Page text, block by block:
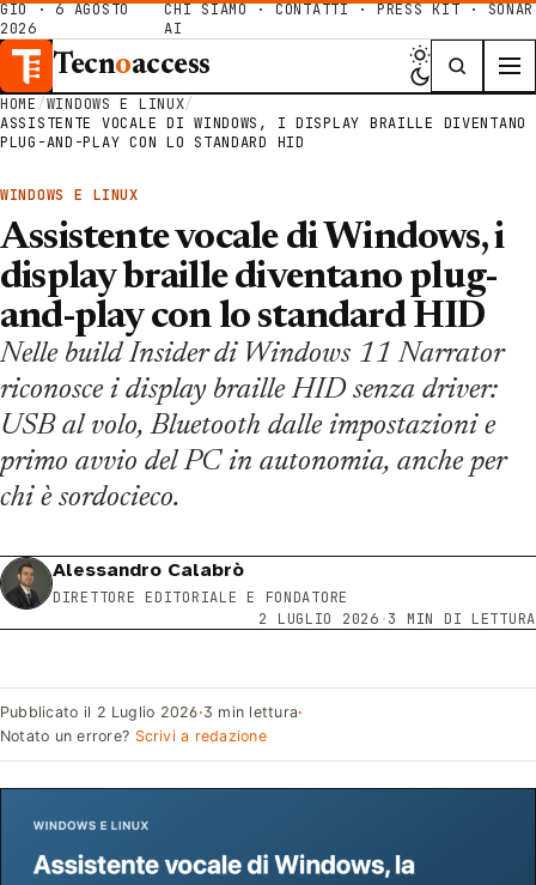
GIO · 6 AGOSTO
2026
CHI SIAMO ·CONTATTI ·PRESS KIT ·SONAR
AI
Tecnoaccess
HOME/WINDOWS E LINUX/
ASSISTENTE VOCALE DI WINDOWS, I DISPLAY BRAILLE DIVENTANO
PLUG-AND-PLAY CON LO STANDARD HID
WINDOWS E LINUX
Assistente vocale di Windows, i
display braille diventano plug-
and-play con lo standard HID
Nelle build Insider di Windows 11 Narrator
riconosce i display braille HID senza driver:
USB al volo, Bluetooth dalle impostazioni e
primo avvio del PC in autonomia, anche per
chi è sordocieco.
Alessandro Calabrò
DIRETTORE EDITORIALE E FONDATORE
2 LUGLIO 2026 ·3 MIN DI LETTURA
Pubblicato il 2 Luglio 2026·3 min lettura·
Notato un errore? Scrivi a redazione